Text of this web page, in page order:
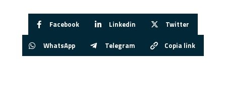
Facebook Linkedin Twitter
WhatsApp Telegram Copia link